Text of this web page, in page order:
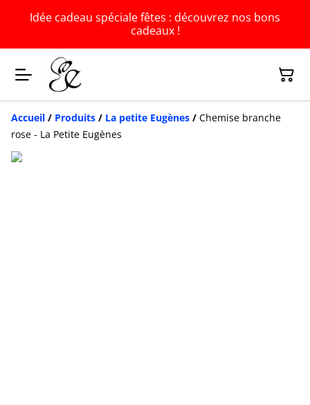
Idée cadeau spéciale fêtes : découvrez nos bons
cadeaux !
Accueil / Produits / La petite Eugènes / Chemise branche
rose - La Petite Eugènes